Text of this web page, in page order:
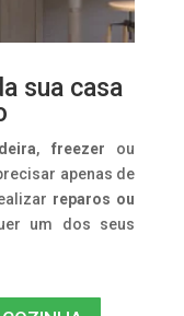
sua casa
, freezer ou
apenas de
reparos ou
um dos seus